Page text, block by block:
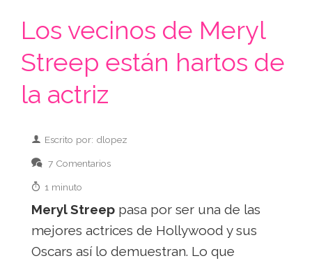
Los vecinos de Meryl
Streep están hartos de
la actriz
Escrito por: dlopez
7 Comentarios
1 minuto
Meryl Streep pasa por ser una de las
mejores actrices de Hollywood y sus
Oscars así lo demuestran. Lo que